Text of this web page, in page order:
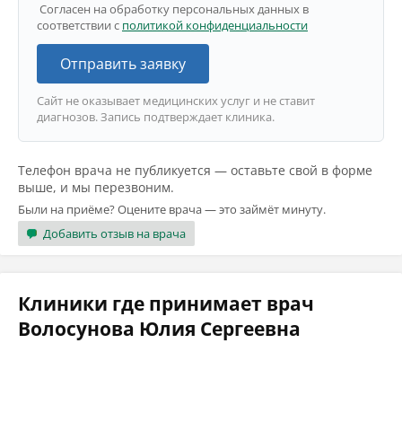
Согласен на обработку персональных данных в
соответствии с политикой конфиденциальности
Отправить заявку
Сайт не оказывает медицинских услуг и не ставит
диагнозов. Запись подтверждает клиника.
Телефон врача не публикуется — оставьте свой в форме
выше, и мы перезвоним.
Были на приёме? Оцените врача — это займёт минуту.
Добавить отзыв на врача
Клиники где принимает врач
Волосунова Юлия Сергеевна